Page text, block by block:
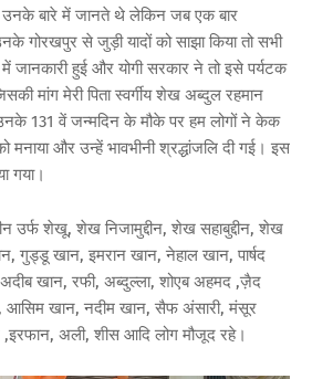
उनके बारे में जानते थे लेकिन जब एक बार
गोरखपुर से जुड़ी यादों को साझा किया तो सभी
जानकारी हुई और योगी सरकार ने तो इसे पर्यटक
मांग मेरी पिता स्वर्गीय शेख अब्दुल रहमान
131 वें जन्मदिन के मौके पर हम लोगों ने केक
और उन्हें भावभीनी श्रद्धांजलि दी गई। इस
गया।
उर्फ शेखू, शेख निजामुद्दीन, शेख सहाबुद्दीन, शेख
गुड्डू खान, इमरान खान, नेहाल खान, पार्षद
खान, रफी, अब्दुल्ला, शोएब अहमद ,ज़ैद
आसिम खान, नदीम खान, सैफ अंसारी, मंसूर
अली, शीस आदि लोग मौजूद रहे।